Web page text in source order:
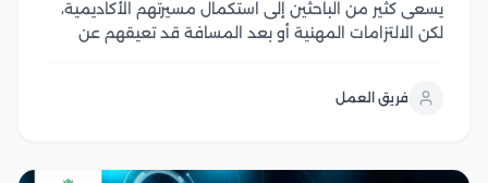
يسعى كثير من الباحثين إلى استكمال مسيرتهم الأكاديمية،
لكن الالتزامات المهنية أو بعد المسافة قد تعيقهم عن
البحثية والحصول على مؤهل...
فريق العمل